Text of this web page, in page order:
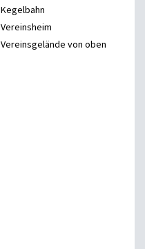
Kegelbahn
Vereinsheim
Vereinsgelände von oben